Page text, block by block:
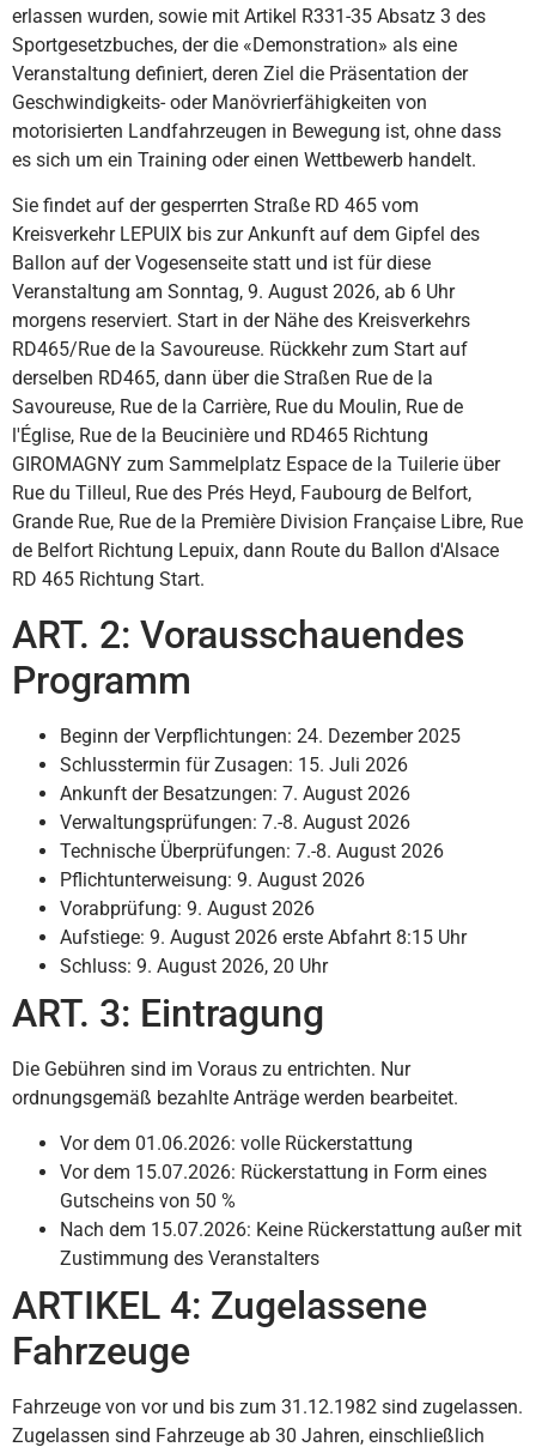
erlassen wurden, sowie mit Artikel R331-35 Absatz 3 des
Sportgesetzbuches, der die «Demonstration» als eine
Veranstaltung definiert, deren Ziel die Präsentation der
Geschwindigkeits- oder Manövrierfähigkeiten von
motorisierten Landfahrzeugen in Bewegung ist, ohne dass
es sich um ein Training oder einen Wettbewerb handelt.
Sie findet auf der gesperrten Straße RD 465 vom
Kreisverkehr LEPUIX bis zur Ankunft auf dem Gipfel des
Ballon auf der Vogesenseite statt und ist für diese
Veranstaltung am Sonntag, 9. August 2026, ab 6 Uhr
morgens reserviert. Start in der Nähe des Kreisverkehrs
RD465/Rue de la Savoureuse. Rückkehr zum Start auf
derselben RD465, dann über die Straßen Rue de la
Savoureuse, Rue de la Carrière, Rue du Moulin, Rue de
l'Église, Rue de la Beucinière und RD465 Richtung
GIROMAGNY zum Sammelplatz Espace de la Tuilerie über
Rue du Tilleul, Rue des Prés Heyd, Faubourg de Belfort,
Grande Rue, Rue de la Première Division Française Libre, Rue
de Belfort Richtung Lepuix, dann Route du Ballon d'Alsace
RD 465 Richtung Start.
ART. 2: Vorausschauendes
Programm
Beginn der Verpflichtungen: 24. Dezember 2025
Schlusstermin für Zusagen: 15. Juli 2026
Ankunft der Besatzungen: 7. August 2026
Verwaltungsprüfungen: 7.-8. August 2026
Technische Überprüfungen: 7.-8. August 2026
Pflichtunterweisung: 9. August 2026
Vorabprüfung: 9. August 2026
Aufstiege: 9. August 2026 erste Abfahrt 8:15 Uhr
Schluss: 9. August 2026, 20 Uhr
ART. 3: Eintragung
Die Gebühren sind im Voraus zu entrichten. Nur
ordnungsgemäß bezahlte Anträge werden bearbeitet.
Vor dem 01.06.2026: volle Rückerstattung
Vor dem 15.07.2026: Rückerstattung in Form eines
Gutscheins von 50 %
Nach dem 15.07.2026: Keine Rückerstattung außer mit
Zustimmung des Veranstalters
ARTIKEL 4: Zugelassene
Fahrzeuge
Fahrzeuge von vor und bis zum 31.12.1982 sind zugelassen.
Zugelassen sind Fahrzeuge ab 30 Jahren, einschließlich